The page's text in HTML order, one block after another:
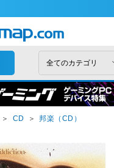
＞ CD ＞ 邦楽（CD）